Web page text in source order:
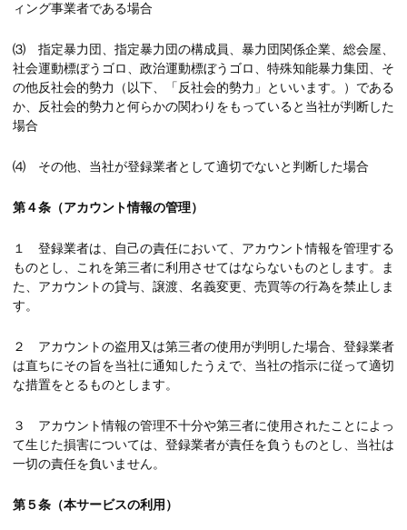
ィング事業者である場合
⑶ 指定暴力団、指定暴力団の構成員、暴力団関係企業、総会屋、
社会運動標ぼうゴロ、政治運動標ぼうゴロ、特殊知能暴力集団、そ
の他反社会的勢力（以下、「反社会的勢力」といいます。）である
か、反社会的勢力と何らかの関わりをもっていると当社が判断した
場合
⑷ その他、当社が登録業者として適切でないと判断した場合
第４条（アカウント情報の管理）
１ 登録業者は、自己の責任において、アカウント情報を管理する
ものとし、これを第三者に利用させてはならないものとします。ま
た、アカウントの貸与、譲渡、名義変更、売買等の行為を禁止しま
す。
２ アカウントの盗用又は第三者の使用が判明した場合、登録業者
は直ちにその旨を当社に通知したうえで、当社の指示に従って適切
な措置をとるものとします。
３ アカウント情報の管理不十分や第三者に使用されたことによっ
て生じた損害については、登録業者が責任を負うものとし、当社は
一切の責任を負いません。
第５条（本サービスの利用）